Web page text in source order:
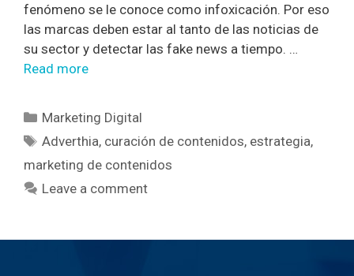
fenómeno se le conoce como infoxicación. Por eso
las marcas deben estar al tanto de las noticias de
su sector y detectar las fake news a tiempo. …
Read more
Marketing Digital
Adverthia, curación de contenidos, estrategia,
marketing de contenidos
Leave a comment